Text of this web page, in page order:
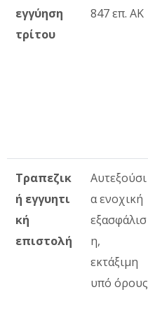
εγγύηση
τρίτου
847 επ. ΑΚ
Τραπεζικ
ή εγγυητι
κή
επιστολή
Αυτεξούσι
α ενοχική
εξασφάλισ
η,
εκτάξιμη
υπό όρους